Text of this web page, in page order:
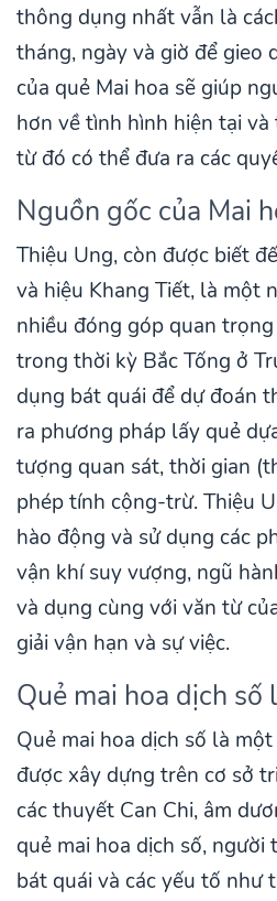
thông dụng nhất vẫn là
tháng, ngày và giờ để gieo
của quẻ Mai hoa sẽ giúp
hơn về tình hình hiện tại
từ đó có thể đưa ra các
Nguồn gốc của Mai
Thiệu Ung, còn được biết
và hiệu Khang Tiết, là một
nhiều đóng góp quan
trong thời kỳ Bắc Tống ở
dụng bát quái để dự đoán
ra phương pháp lấy quẻ
tượng quan sát, thời gian
phép tính cộng-trừ. Thiệu
hào động và sử dụng các
vận khí suy vượng, ngũ
và dụng cùng với văn từ
giải vận hạn và sự việc.
Quẻ mai hoa dịch số
Quẻ mai hoa dịch số là
được xây dựng trên cơ sở
các thuyết Can Chi, âm
quẻ mai hoa dịch số, người
bát quái và các yếu tố như